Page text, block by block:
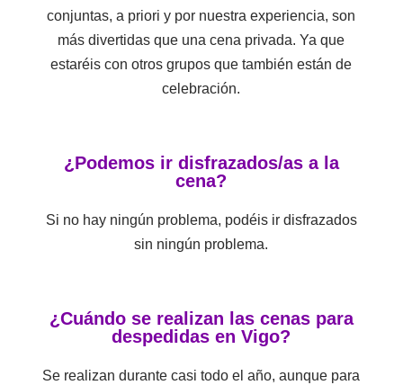
conjuntas, a priori y por nuestra experiencia, son
más divertidas que una cena privada. Ya que
estaréis con otros grupos que también están de
celebración.
¿Podemos ir disfrazados/as a la
cena?
Si no hay ningún problema, podéis ir disfrazados
sin ningún problema.
¿Cuándo se realizan las cenas para
despedidas en Vigo?
Se realizan durante casi todo el año, aunque para